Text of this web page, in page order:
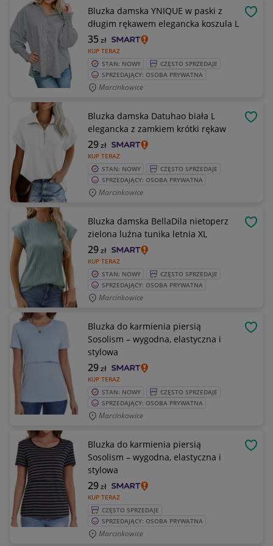
Bluzka damska YNIQUE w paski z
długim rękawem elegancka koszula L
KUP TERAZ
35zł
STAN: NOWY
CZĘSTO SPRZEDAJE
SPRZEDAJĄCY: OSOBA PRYWATNA
Marcinkowice
Bluzka damska Datuhao biała L
elegancka z zamkiem krótki rękaw
KUP TERAZ
29zł
STAN: NOWY
CZĘSTO SPRZEDAJE
SPRZEDAJĄCY: OSOBA PRYWATNA
Marcinkowice
Bluzka damska BellaDila nietoperz
zielona luźna tunika letnia XL
KUP TERAZ
29zł
STAN: NOWY
CZĘSTO SPRZEDAJE
SPRZEDAJĄCY: OSOBA PRYWATNA
Marcinkowice
Bluzka do karmienia piersią
Sosolism – wygodna, elastyczna i
stylowa
KUP TERAZ
29zł
STAN: NOWY
CZĘSTO SPRZEDAJE
SPRZEDAJĄCY: OSOBA PRYWATNA
Marcinkowice
Bluzka do karmienia piersią
Sosolism – wygodna, elastyczna i
stylowa
KUP TERAZ
29zł
CZĘSTO SPRZEDAJE
SPRZEDAJĄCY: OSOBA PRYWATNA
Marcinkowice